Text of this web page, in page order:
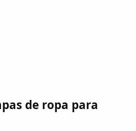
de ropa para